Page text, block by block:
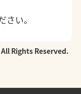
い。
Rights Reserved.